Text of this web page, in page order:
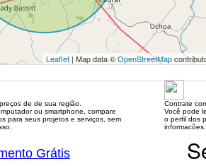
Leaflet | Map data ©OpenStreetMap
de de sua região.
ou smartphone, compare
para seus projetos e serviços, sem
Contrate
Você pode
o perfil dos
informacões.
Grátis